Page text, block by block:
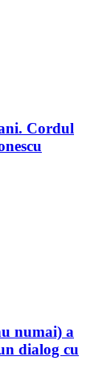
Cordul
numai) a
dialog cu